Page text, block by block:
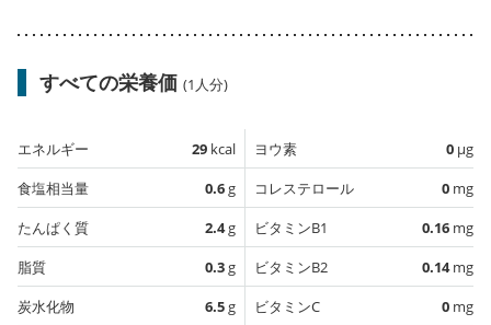
すべての栄養価 (1人分)
エネルギー 29 kcal
食塩相当量
0.6g
たんぱく質
2.4g
脂質
0.3g
炭水化物
6.5g
ヨウ素 0 µg
コレステロール
0 mg
ビタミンB1
0.16 mg
ビタミンB2
0.14mg
ビタミンC
0 mg